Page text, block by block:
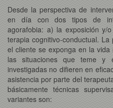
Desde la perspectiva de
en día con dos tipos de
agorafobia: a) la exposición y/
terapia cognitivo-conductual.
el cliente se exponga en la
las situaciones que teme y
investigadas no difieren en
asistencia por parte del
básicamente técnicas
variantes son: